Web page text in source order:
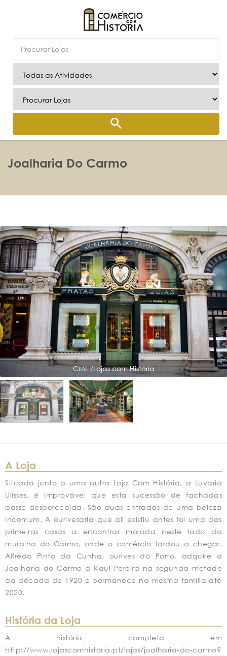
Joalharia Do Carmo
CML /Lojas com História
A Loja
Situada junto a uma outra Loja Com História, a Luvaria
Ulisses, é improvável que esta sucessão de fachadas
passe despercebida. São duas entradas de uma beleza
incomum. A ourivesaria que ali existiu antes foi uma das
primeiras casas a encontrar morada neste lado da
muralha do Carmo, onde o comércio tardou a chegar.
Alfredo Pinto da Cunha, ourives do Porto, adquire a
Joalharia do Carmo a Raul Pereira na segunda metade
da década de 1920 e permanece na mesma família até
2020.
História da Loja
A história completa em
http://www.lojascomhistoria.pt/lojas/joalharia-do-carmo?